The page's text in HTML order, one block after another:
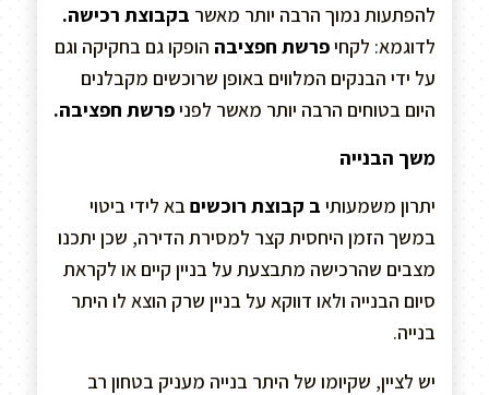
להפתעות נמוך הרבה יותר מאשר בקבוצת רכישה.
לדוגמא: לקחיפרשת חפציבה הופקו גם בחקיקה וגם
על ידי הבנקים המלווים באופן שרוכשים מקבלנים
היום בטוחים הרבה יותר מאשר לפניפרשת חפציבה.
משך הבנייה
יתרון משמעותי ב קבוצת רוכשיםבא לידי ביטוי
במשך הזמן היחסית קצר למסירת הדירה, שכן יתכנו
מצבים שהרכישה מתבצעת על בניין קיים או לקראת
סיום הבנייה ולאו דווקא על בניין שרק הוצא לו היתר
בנייה.
יש לציין, שקיומו של היתר בנייה מעניק בטחון רב